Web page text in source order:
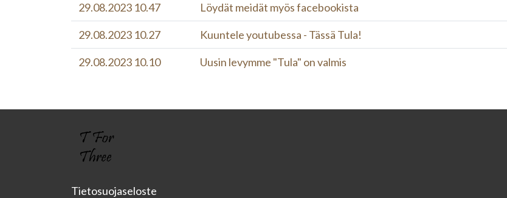
29.08.2023 10.47 Löydät meidät myös facebookista
29.08.2023 10.27 Kuuntele youtubessa - Tässä Tula!
29.08.2023 10.10 Uusin levymme "Tula" on valmis
Tietosuojaseloste